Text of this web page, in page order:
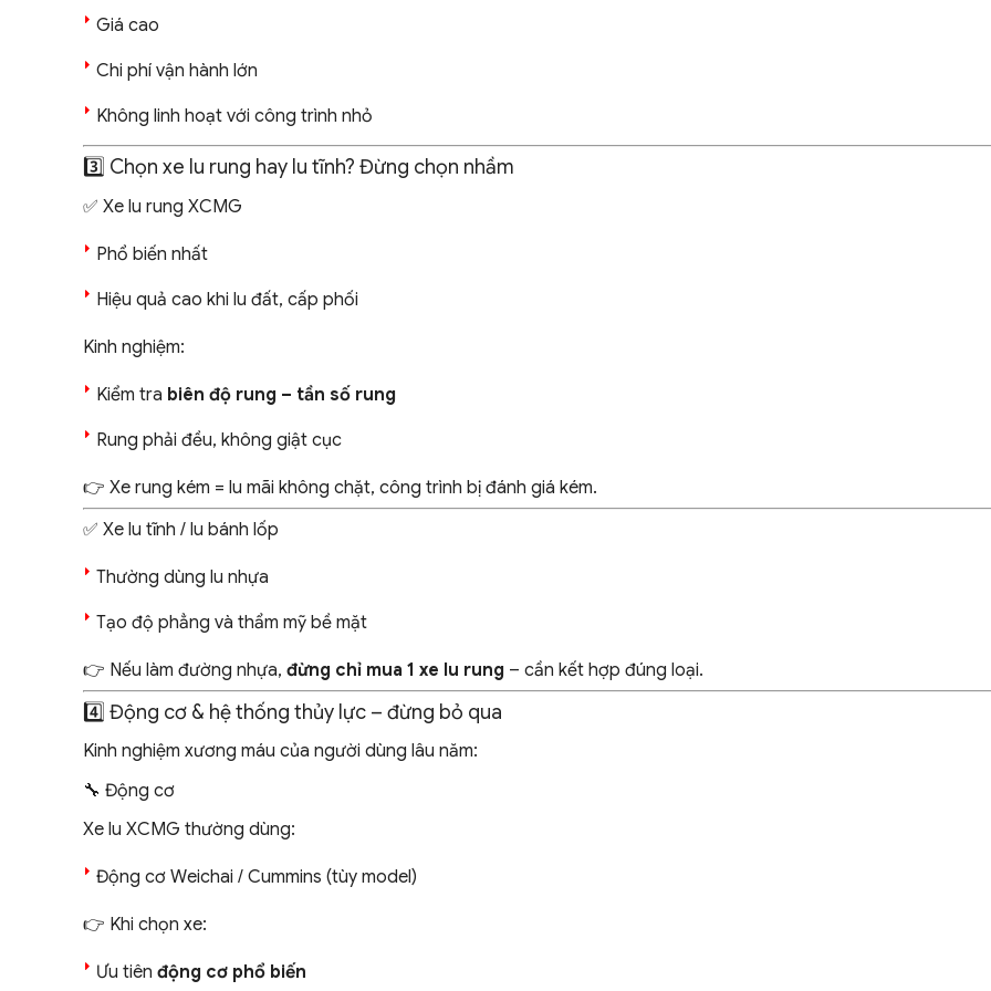
Giá cao
Chi phí vận hành lớn
Không linh hoạt với công trình nhỏ
3️⃣ Chọn xe lu rung hay lu tĩnh? Đừng chọn nhầm
✅ Xe lu rung XCMG
Phổ biến nhất
Hiệu quả cao khi lu đất, cấp phối
Kinh nghiệm:
Kiểm tra biên độ rung – tần số rung
Rung phải đều, không giật cục
👉 Xe rung kém = lu mãi không chặt, công trình bị đánh giá kém.
✅ Xe lu tĩnh / lu bánh lốp
Thường dùng lu nhựa
Tạo độ phẳng và thẩm mỹ bề mặt
👉 Nếu làm đường nhựa, đừng chỉ mua 1 xe lu rung – cần kết hợp đúng loại.
4️⃣ Động cơ & hệ thống thủy lực – đừng bỏ qua
Kinh nghiệm xương máu của người dùng lâu năm:
🔧 Động cơ
Xe lu XCMG thường dùng:
Động cơ Weichai / Cummins (tùy model)
👉 Khi chọn xe:
Ưu tiên động cơ phổ biến